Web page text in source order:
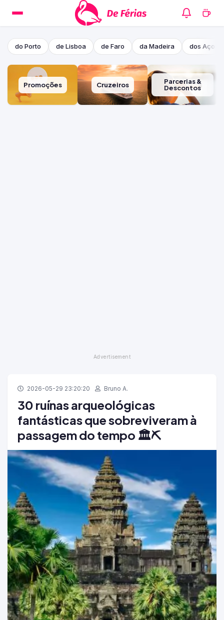
do Porto de Lisboa de Faro da Madeira dos
Promoções Cruzeiros
Parcerias &
Descontos
2026-05-29 23:20:20 Bruno A.
30 ruínas arqueológicas
fantásticas que sobreviveram à
passagem do tempo 🏛️⛏️